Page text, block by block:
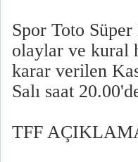
Spor Toto
olaylar ve kural
karar verilen
Salı saat
TFF